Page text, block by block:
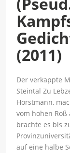
(2011)
Der verkappte
Steintal Zu
Horstmann,
vom hohen
brachte es bis
auf eine halbe